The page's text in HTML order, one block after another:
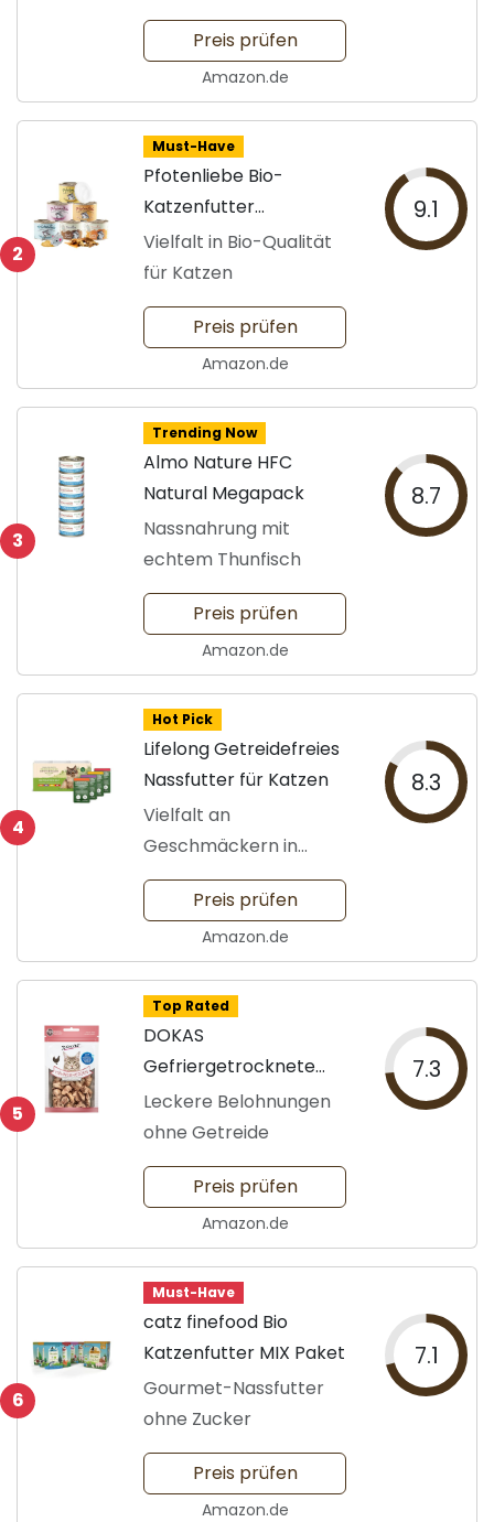
Portionsbeuteln
Preis prüfen
Amazon.de
2
Must-Have
Pfotenliebe Bio-
Katzenfutter
Schnupperpaket
Vielfalt in Bio-Qualität
für Katzen
9.1
Preis prüfen
Amazon.de
3
Trending Now
Almo Nature HFC
Natural Megapack
Nassnahrung mit
echtem Thunfisch
8.7
Preis prüfen
Amazon.de
4
Hot Pick
Lifelong Getreidefreies
Nassfutter für Katzen
Vielfalt an
Geschmäckern in
saftigem Gelee
8.3
Preis prüfen
Amazon.de
5
Top Rated
DOKAS
Gefriergetrocknete
Innereien Snacks
Leckere Belohnungen
ohne Getreide
7.3
Preis prüfen
Amazon.de
6
Must-Have
catz finefood Bio
Katzenfutter MIX Paket
Gourmet-Nassfutter
ohne Zucker
7.1
Preis prüfen
Amazon.de